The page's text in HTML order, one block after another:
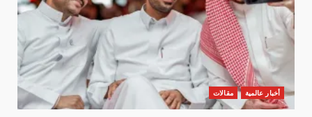
أخبار عالمية مقالات